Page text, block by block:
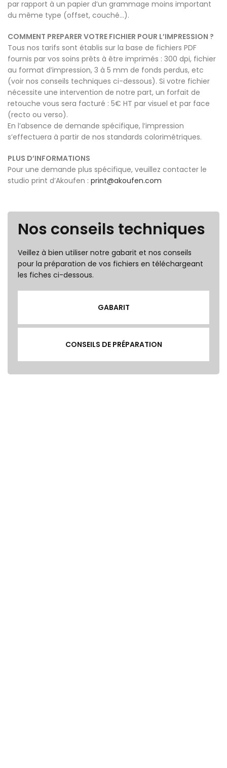
par rapport à un papier d’un grammage moins important
du même type (offset, couché…).
COMMENT PREPARER VOTRE FICHIER POUR L’IMPRESSION ?
Tous nos tarifs sont établis sur la base de fichiers PDF
fournis par vos soins prêts à être imprimés : 300 dpi, fichier
au format d’impression, 3 à 5 mm de fonds perdus, etc
(voir nos conseils techniques ci-dessous). Si votre fichier
nécessite une intervention de notre part, un forfait de
retouche vous sera facturé : 5€ HT par visuel et par face
(recto ou verso).
En l’absence de demande spécifique, l’impression
s’effectuera à partir de nos standards colorimétriques.
PLUS D’INFORMATIONS
Pour une demande plus spécifique, veuillez contacter le
studio print d’Akoufen : print@akoufen.com
Nos conseils techniques
Veillez à bien utiliser notre gabarit et nos conseils
pour la préparation de vos fichiers en téléchargeant
les fiches ci-dessous.
GABARIT
CONSEILS DE PRÉPARATION